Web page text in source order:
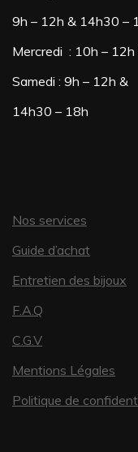
9h – 12h & 14h30 –
Mercredi : 10h –
Samedi : 9h – 12h &
14h30 – 18h
Nos services
Guide d’achat
Entretien des bijoux
F.A.Q
C.G.V
Mentions Légales
Politique de